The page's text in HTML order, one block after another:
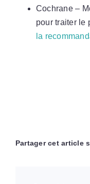
Cochrane –
pour traiter le
la
Partager cet article